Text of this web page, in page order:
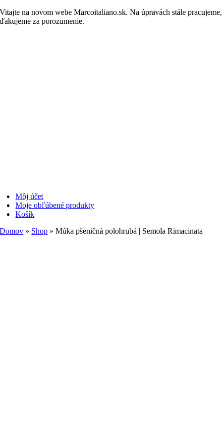
Skip
to
Vitajte na novom webe Marcoitaliano.sk. Na úpravách stále pracujeme,
ďakujeme za porozumenie.
Môj účet
Moje obľúbené produkty
Košík
Domov » Shop »Múka pšeničná polohrubá | Semola Rimacinata